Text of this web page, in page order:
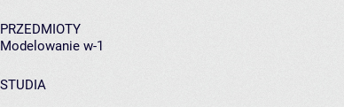
PRZEDMIOTY
Modelowanie w-1
STUDIA